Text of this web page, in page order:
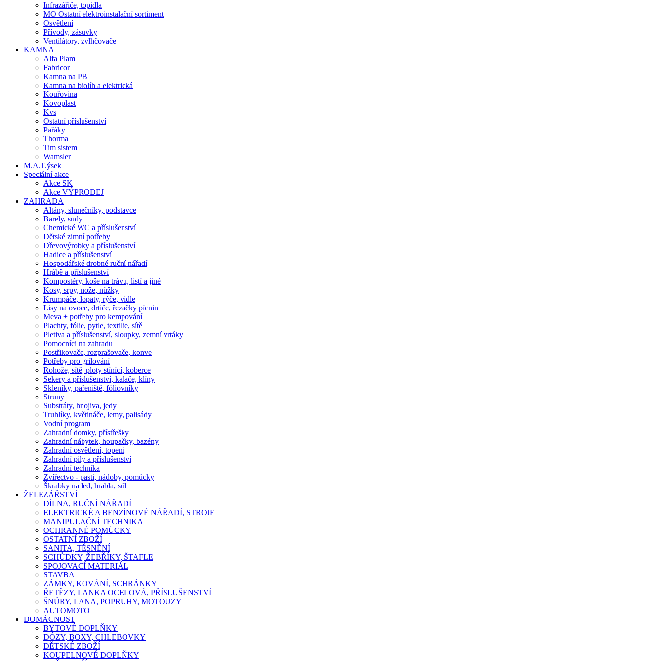
Infrazářiče, topidla
MO Ostatní elektroinstalační sortiment
Osvětlení
Přívody, zásuvky
Ventilátory, zvlhčovače
KAMNA
Alfa Plam
Fabricor
Kamna na PB
Kamna na biolíh a elektrická
Kouřovina
Kovoplast
Kvs
Ostatní příslušenství
Pařáky
Thorma
Tim sistem
Wamsler
M.A.T.ýsek
Speciální akce
Akce SK
Akce VÝPRODEJ
ZAHRADA
Altány, slunečníky, podstavce
Barely, sudy
Chemické WC a příslušenství
Dětské zimní potřeby
Dřevovýrobky a příslušenství
Hadice a příslušenství
Hospodářské drobné ruční nářadí
Hrábě a příslušenství
Kompostéry, koše na trávu, listí a jiné
Kosy, srpy, nože, nůžky
Krumpáče, lopaty, rýče, vidle
Lisy na ovoce, drtiče, řezačky pícnin
Meva + potřeby pro kempování
Plachty, fólie, pytle, textilie, sítě
Pletiva a příslušenství, sloupky, zemní vrtáky
Pomocníci na zahradu
Postřikovače, rozprašovače, konve
Potřeby pro grilování
Rohože, sítě, ploty stínící, koberce
Sekery a příslušenství, kalače, klíny
Skleníky, pařeniště, fóliovníky
Struny
Substráty, hnojiva, jedy
Truhlíky, květináče, lemy, palisády
Vodní program
Zahradní domky, přístřešky
Zahradní nábytek, houpačky, bazény
Zahradní osvětlení, topení
Zahradní pily a příslušenství
Zahradní technika
Zvířectvo - pasti, nádoby, pomůcky
Škrabky na led, hrabla, sůl
ŽELEZÁŘSTVÍ
DÍLNA, RUČNÍ NÁŘADÍ
ELEKTRICKÉ A BENZÍNOVÉ NÁŘADÍ, STROJE
MANIPULAČNÍ TECHNIKA
OCHRANNÉ POMŮCKY
OSTATNÍ ZBOŽÍ
SANITA, TĚSNĚNÍ
SCHŮDKY, ŽEBŘÍKY, ŠTAFLE
SPOJOVACÍ MATERIÁL
STAVBA
ZÁMKY, KOVÁNÍ, SCHRÁNKY
ŘETĚZY, LANKA OCELOVÁ, PŘÍSLUŠENSTVÍ
ŠNŮRY, LANA, POPRUHY, MOTOUZY
AUTOMOTO
DOMÁCNOST
BYTOVÉ DOPLŇKY
DÓZY, BOXY, CHLEBOVKY
DĚTSKÉ ZBOŽÍ
KOUPELNOVÉ DOPLŇKY